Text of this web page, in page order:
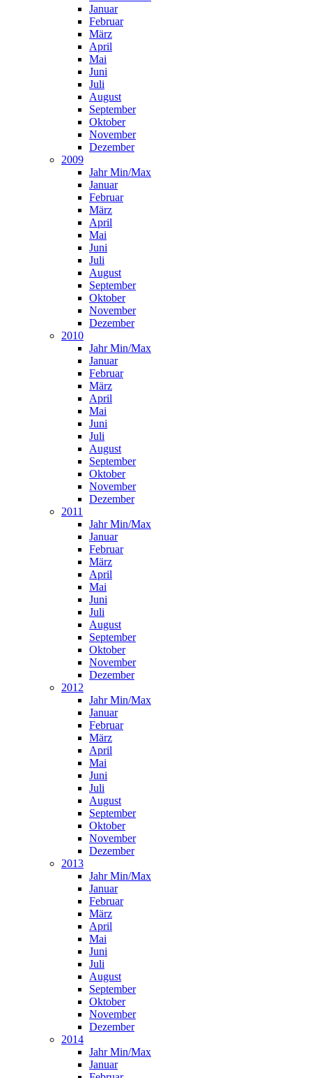
Januar
Februar
März
April
Mai
Juni
Juli
August
September
Oktober
November
Dezember
2009
Jahr Min/Max
Januar
Februar
März
April
Mai
Juni
Juli
August
September
Oktober
November
Dezember
2010
Jahr Min/Max
Januar
Februar
März
April
Mai
Juni
Juli
August
September
Oktober
November
Dezember
2011
Jahr Min/Max
Januar
Februar
März
April
Mai
Juni
Juli
August
September
Oktober
November
Dezember
2012
Jahr Min/Max
Januar
Februar
März
April
Mai
Juni
Juli
August
September
Oktober
November
Dezember
2013
Jahr Min/Max
Januar
Februar
März
April
Mai
Juni
Juli
August
September
Oktober
November
Dezember
2014
Jahr Min/Max
Januar